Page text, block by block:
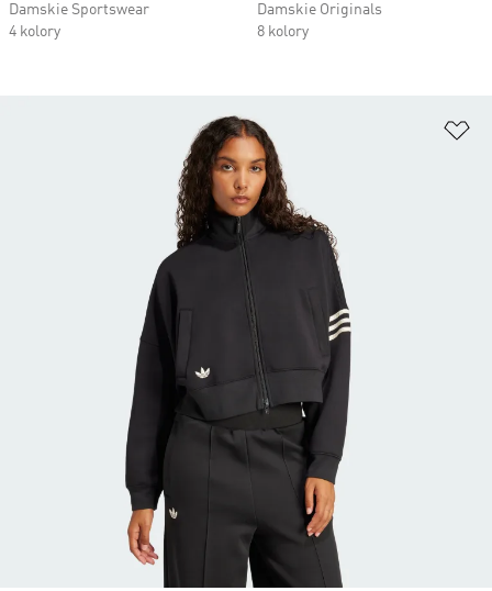
Damskie Sportswear
4 kolory
Damskie Originals
8 kolory